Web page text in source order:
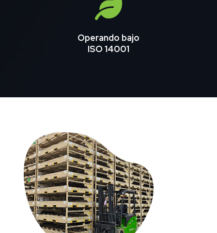
Operando bajo
ISO 14001